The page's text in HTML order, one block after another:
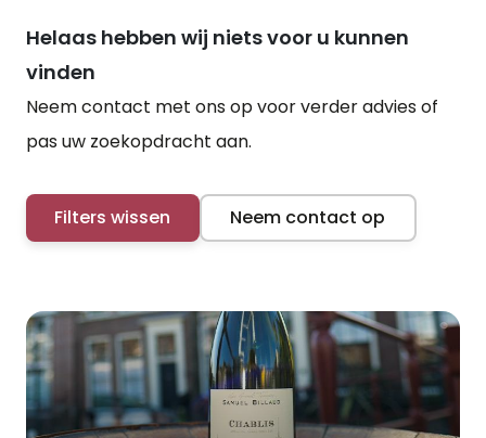
Helaas hebben wij niets voor u kunnen
vinden
Neem contact met ons op voor verder advies of
pas uw zoekopdracht aan.
Filters wissen Neem contact op